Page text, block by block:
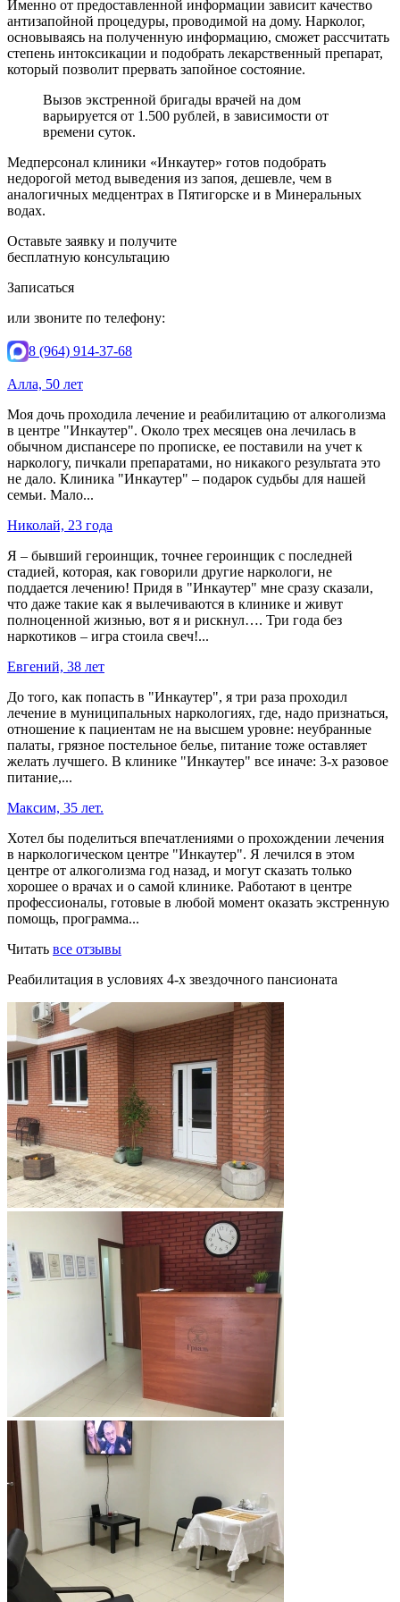
Именно от предоставленной информации зависит качество
антизапойной процедуры, проводимой на дому. Нарколог,
основываясь на полученную информацию, сможет рассчитать
степень интоксикации и подобрать лекарственный препарат,
который позволит прервать запойное состояние.
Вызов экстренной бригады врачей на дом
варьируется от 1.500 рублей, в зависимости от
времени суток.
Медперсонал клиники «Инкаутер» готов подобрать
недорогой метод выведения из запоя, дешевле, чем в
аналогичных медцентрах в Пятигорске и в Минеральных
водах.
Оставьте заявку и получите
бесплатную консультацию
Записаться
или звоните по телефону:
8 (964) 914-37-68
Алла, 50 лет
Моя дочь проходила лечение и реабилитацию от алкоголизма
в центре "Инкаутер". Около трех месяцев она лечилась в
обычном диспансере по прописке, ее поставили на учет к
наркологу, пичкали препаратами, но никакого результата это
не дало. Клиника "Инкаутер" – подарок судьбы для нашей
семьи. Мало...
Николай, 23 года
Я – бывший героинщик, точнее героинщик с последней
стадией, которая, как говорили другие наркологи, не
поддается лечению! Придя в "Инкаутер" мне сразу сказали,
что даже такие как я вылечиваются в клинике и живут
полноценной жизнью, вот я и рискнул…. Три года без
наркотиков – игра стоила свеч!...
Евгений, 38 лет
До того, как попасть в "Инкаутер", я три раза проходил
лечение в муниципальных наркологиях, где, надо признаться,
отношение к пациентам не на высшем уровне: неубранные
палаты, грязное постельное белье, питание тоже оставляет
желать лучшего. В клинике "Инкаутер" все иначе: 3-х разовое
питание,...
Максим, 35 лет.
Хотел бы поделиться впечатлениями о прохождении лечения
в наркологическом центре "Инкаутер". Я лечился в этом
центре от алкоголизма год назад, и могут сказать только
хорошее о врачах и о самой клинике. Работают в центре
профессионалы, готовые в любой момент оказать экстренную
помощь, программа...
Читать все отзывы
Реабилитация в условиях 4-х звездочного пансионата